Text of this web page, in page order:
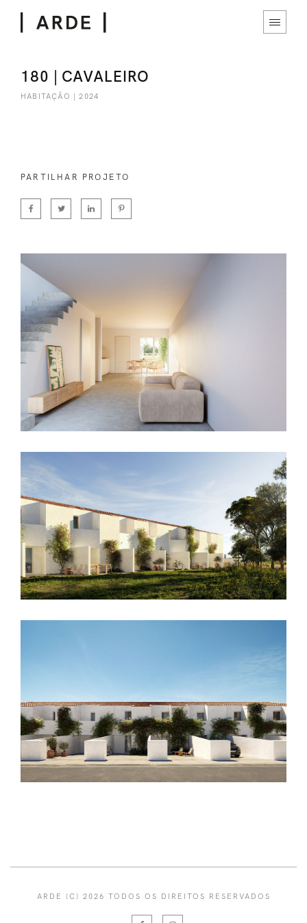
180 | CAVALEIRO
HABITAÇÃO | 2024
PARTILHAR PROJETO
ARDE (C) 2026 TODOS OS DIREITOS RESERVADOS